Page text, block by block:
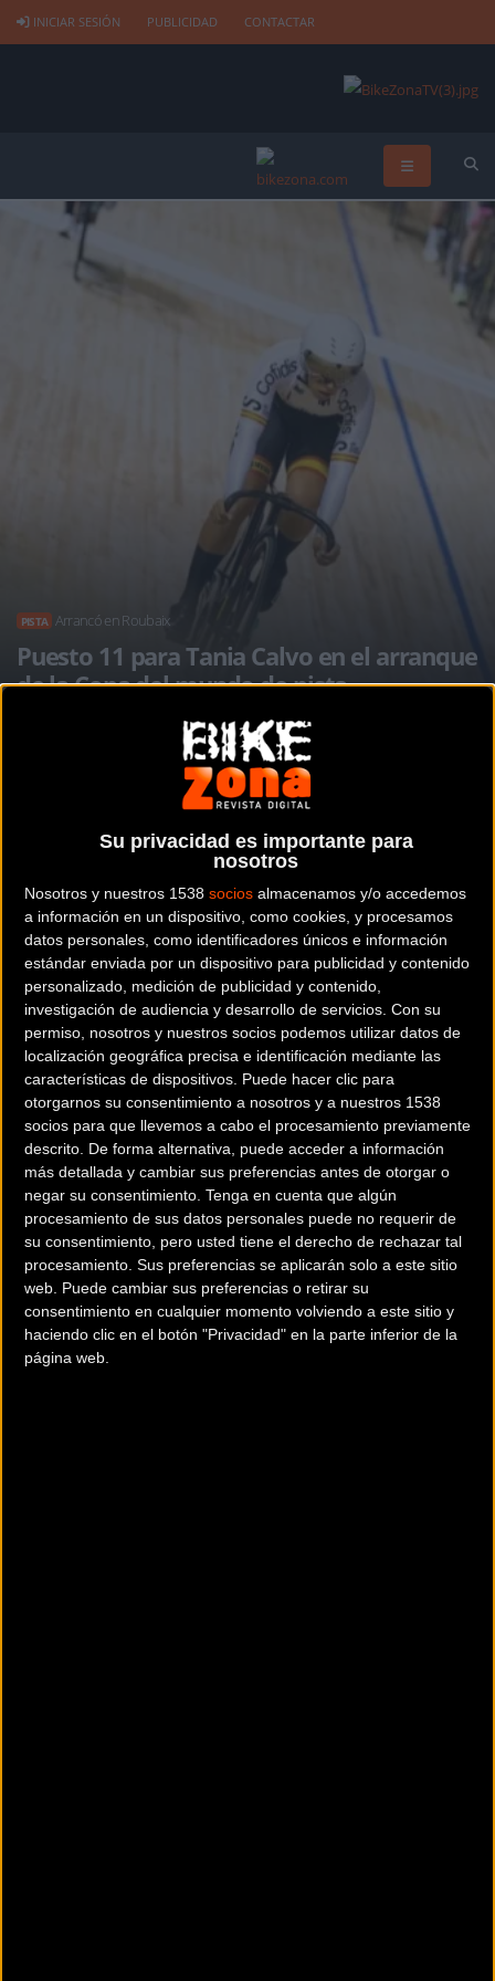
Su privacidad es importante para
nosotros
Nosotros y nuestros 1538 socios almacenamos y/o accedemos
a información en un dispositivo, como cookies, y procesamos
datos personales, como identificadores únicos e información
estándar enviada por un dispositivo para publicidad y contenido
personalizado, medición de publicidad y contenido,
investigación de audiencia y desarrollo de servicios. Con su
permiso, nosotros y nuestros socios podemos utilizar datos de
localización geográfica precisa e identificación mediante las
características de dispositivos. Puede hacer clic para
otorgarnos su consentimiento a nosotros y a nuestros 1538
socios para que llevemos a cabo el procesamiento previamente
descrito. De forma alternativa, puede acceder a información
más detallada y cambiar sus preferencias antes de otorgar o
negar su consentimiento. Tenga en cuenta que algún
procesamiento de sus datos personales puede no requerir de
su consentimiento, pero usted tiene el derecho de rechazar tal
procesamiento. Sus preferencias se aplicarán solo a este sitio
web. Puede cambiar sus preferencias o retirar su
consentimiento en cualquier momento volviendo a este sitio y
haciendo clic en el botón "Privacidad" en la parte inferior de la
página web.
INICIAR SESIÓN PUBLICIDAD CONTACTAR
PISTA Arrancó en Roubaix
Puesto 11 para Tania Calvo en el arranque
de la Copa del mundo de pista
ciclismopublicada eljueves, 21 de octubre
a las 08:32hen la sección dePista
La primera jornada del Mundial
de Pista ha deparado para la
Selección Española la undécima
plaza de Martínez, Peralta y
Jiménez en la Velocidad por
Equipos y de Tania Calvo en la
final de Scratch.
La gran cita anual del calendario internacional de ciclismo
en pista, el Campeonato del Mundo, ha dado comienzo hoy
en el velódromo de Roubaix con la participación por parte
de la Selección Española del trío de Velocidad por Equipos
Masculina y de Tania Calvo en la final de Scratch femenino